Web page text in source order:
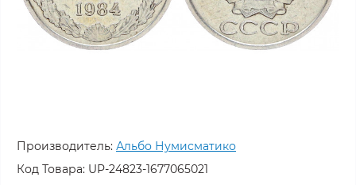
Производитель: Альбо Нумисматико
Код Товара: UP-24823-1677065021